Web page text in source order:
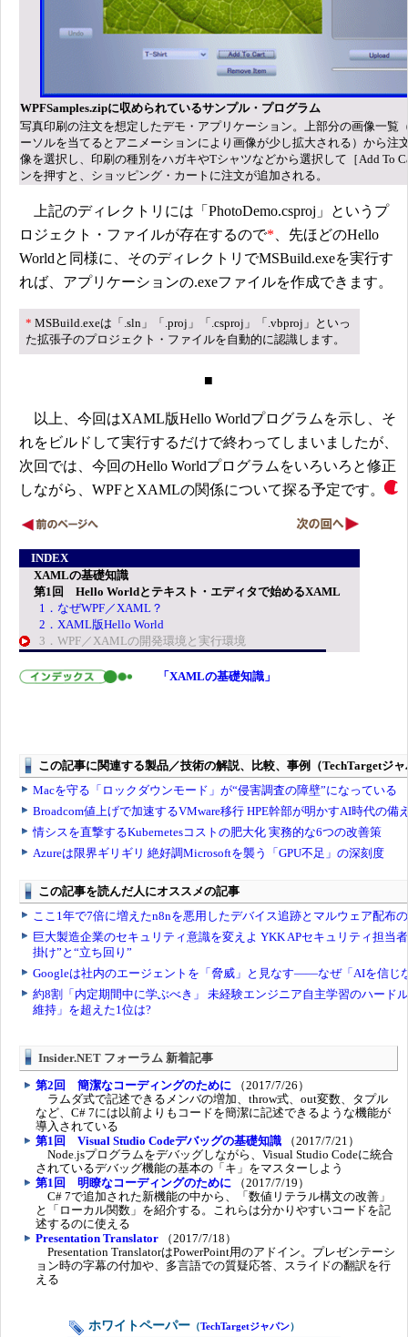
WPFSamples.zipに収められているサンプル・プログラム
写真印刷の注文を想定したデモ・アプリケーション。上部分の画像一覧
ーソルを当てるとアニメーションにより画像が少し拡大される）から注
像を選択し、印刷の種別をハガキやTシャツなどから選択して［Add To
ンを押すと、ショッピング・カートに注文が追加される。
上記のディレクトリには「PhotoDemo.csproj」というプ
ロジェクト・ファイルが存在するので* 、先ほどのHello
Worldと同様に、そのディレクトリでMSBuild.exeを実行す
れば、アプリケーションの.exeファイルを作成できます。
* MSBuild.exeは「.sln」「.proj」「.csproj」「.vbproj」といっ
た拡張子のプロジェクト・ファイルを自動的に認識します。
■
以上、今回はXAML版Hello Worldプログラムを示し、そ
れをビルドして実行するだけで終わってしまいましたが、
次回では、今回のHello Worldプログラムをいろいろと修正
しながら、WPFとXAMLの関係について探る予定です。
INDEX
XAMLの基礎知識
第1回 Hello Worldとテキスト・エディタで始めるXAML
1．なぜWPF／XAML？
2．XAML版Hello World
3．WPF／XAMLの開発環境と実行環境
「XAMLの基礎知識」
Insider.NET フォーラム 新着記事
第2回 簡潔なコーディングのために （2017/7/26）
ラムダ式で記述できるメンバの増加、throw式、out変数、タプル
など、C# 7には以前よりもコードを簡潔に記述できるような機能が
導入されている
第1回 Visual Studio Codeデバッグの基礎知識 （2017/7/21）
Node.jsプログラムをデバッグしながら、Visual Studio Codeに統合
されているデバッグ機能の基本の「キ」をマスターしよう
第1回 明瞭なコーディングのために （2017/7/19）
C# 7で追加された新機能の中から、「数値リテラル構文の改善」
と「ローカル関数」を紹介する。これらは分かりやすいコードを記
述するのに使える
Presentation Translator （2017/7/18）
Presentation TranslatorはPowerPoint用のアドイン。プレゼンテーシ
ョン時の字幕の付加や、多言語での質疑応答、スライドの翻訳を行
える
ホワイトペーパー （TechTargetジャパン）